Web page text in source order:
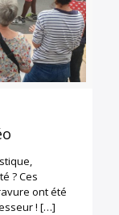
? Ces
ont été
! […]